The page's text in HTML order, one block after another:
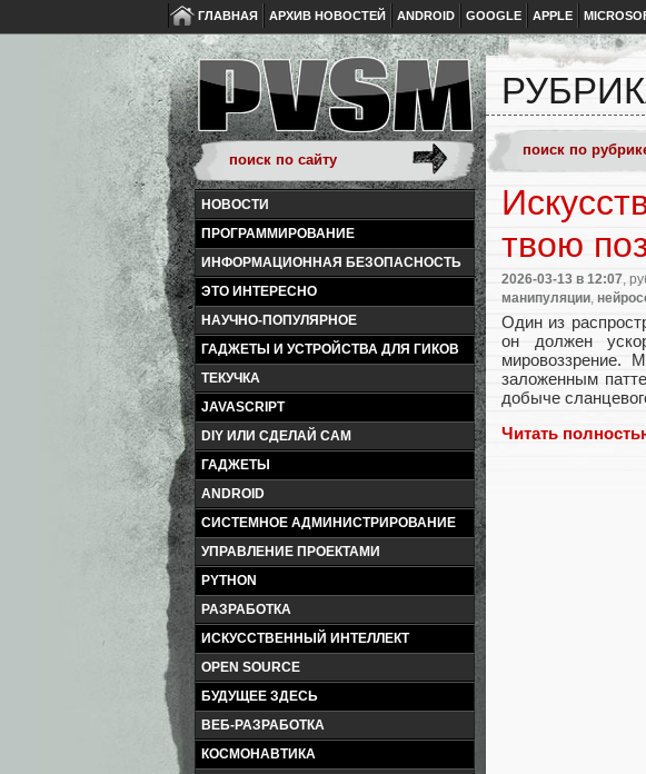
ГЛАВНАЯ АРХИВ НОВОСТЕЙ ANDROID GOOGLE APPLE
НОВОСТИ
ПРОГРАММИРОВАНИЕ
ИНФОРМАЦИОННАЯ БЕЗОПАСНОСТЬ
ЭТО ИНТЕРЕСНО
НАУЧНО-ПОПУЛЯРНОЕ
ГАДЖЕТЫ И УСТРОЙСТВА ДЛЯ ГИКОВ
ТЕКУЧКА
JAVASCRIPT
DIY ИЛИ СДЕЛАЙ САМ
ГАДЖЕТЫ
ANDROID
СИСТЕМНОЕ АДМИНИСТРИРОВАНИЕ
УПРАВЛЕНИЕ ПРОЕКТАМИ
PYTHON
РАЗРАБОТКА
ИСКУССТВЕННЫЙ ИНТЕЛЛЕКТ
OPEN SOURCE
БУДУЩЕЕ ЗДЕСЬ
ВЕБ-РАЗРАБОТКА
КОСМОНАВТИКА
твою
2026-03-13 в 12:07 ,
манипуляции
Один из
он должен
мировоззрение.
заложенным
добыче
Читать